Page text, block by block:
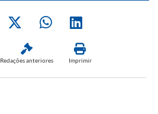
Redações anteriores Imprimir